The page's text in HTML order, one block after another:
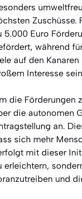
Zuschüsse.
5.000 Euro
während
auf den
Interesse
die Förderungen
die autonomen
an.
sich mehr
mit dieser
erleichtern,
und